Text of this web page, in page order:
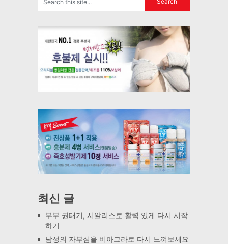
최신 글
부부 권태기, 시알리스로 활력 있게 다시 시작
하기
남성의 자부심을 비아그라로 다시 느껴보세요